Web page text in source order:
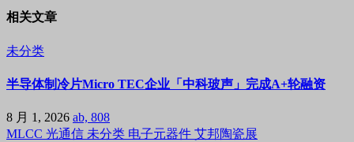
相关文章
未分类
半导体制冷片Micro TEC企业「中科玻声」完成A+轮融资
8 月 1, 2026 ab, 808
MLCC 光通信 未分类 电子元器件 艾邦陶瓷展